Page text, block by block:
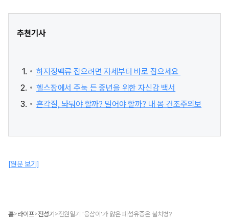
추천기사
하지정맥류 잡으려면 자세부터 바로 잡으세요
헬스장에서 주눅 든 중년을 위한 자신감 백서
흔각질, 놔둬야 할까? 밀어야 할까? 내 몸 건조주의보
[원문 보기]
홈>라이프>전성기>전원일기 '응삼이'가 앓은 폐섬유증은 불치병?